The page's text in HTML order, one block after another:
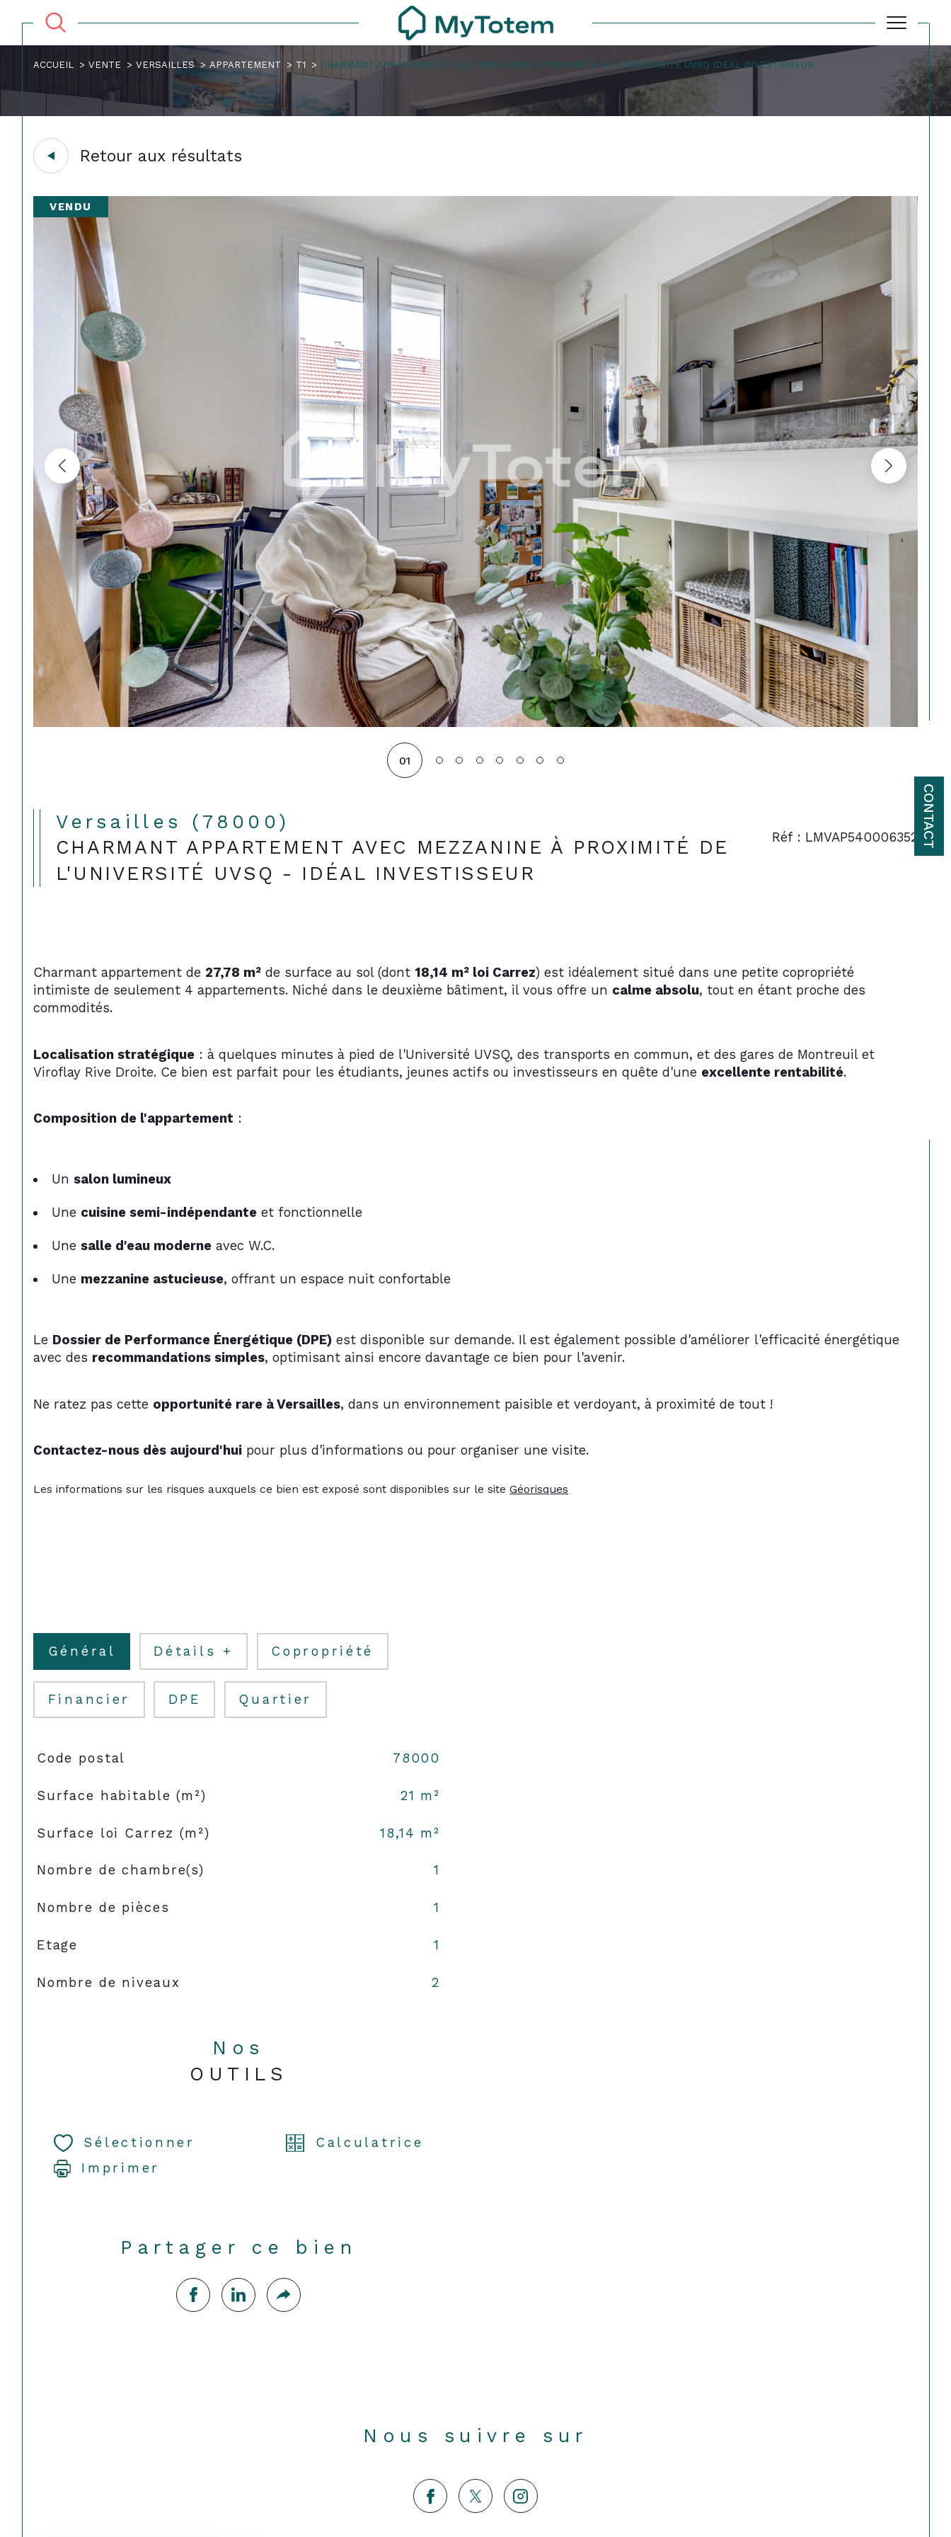
CONTACT
ACCUEIL VENTE VERSAILLES APPARTEMENT T1 CHARMANT APPARTEMENT AVEC MEZZANINE A PROXIMITE DE L UNIVERSITE UVSQ IDEAL INVESTISSEUR
Retour aux résultats
VENDU
01
Versailles (78000)
CHARMANT APPARTEMENT AVEC MEZZANINE À PROXIMITÉ DE
L'UNIVERSITÉ UVSQ - IDÉAL INVESTISSEUR
Réf : LMVAP540006352
Charmant appartement de 27,78 m² de surface au sol (dont 18,14 m² loi Carrez) est idéalement situé dans une petite copropriété
intimiste de seulement 4 appartements. Niché dans le deuxième bâtiment, il vous offre un calme absolu, tout en étant proche des
commodités.
Localisation stratégique : à quelques minutes à pied de l'Université UVSQ, des transports en commun, et des gares de Montreuil et
Viroflay Rive Droite. Ce bien est parfait pour les étudiants, jeunes actifs ou investisseurs en quête d'une excellente rentabilité.
Composition de l'appartement :
Un salon lumineux
Une cuisine semi-indépendante et fonctionnelle
Une salle d'eau moderne avec W.C.
Une mezzanine astucieuse, offrant un espace nuit confortable
Le Dossier de Performance Énergétique (DPE) est disponible sur demande. Il est également possible d'améliorer l'efficacité énergétique
avec des recommandations simples, optimisant ainsi encore davantage ce bien pour l'avenir.
Ne ratez pas cette opportunité rare à Versailles, dans un environnement paisible et verdoyant, à proximité de tout !
Contactez-nous dès aujourd'hui pour plus d'informations ou pour organiser une visite.
Les informations sur les risques auxquels ce bien est exposé sont disponibles sur le site Géorisques
Général Détails + Copropriété
Financier DPE Quartier
TRAD_SIROCCO_Caracteristique
Code postal 78000
Surface habitable (m²) 21 m²
Surface loi Carrez (m²) 18,14 m²
Nombre de chambre(s) 1
Nombre de pièces 1
Etage 1
Nombre de niveaux 2
Nos
OUTILS
Sélectionner
Calculatrice
Imprimer
Partager ce bien
Nous suivre sur